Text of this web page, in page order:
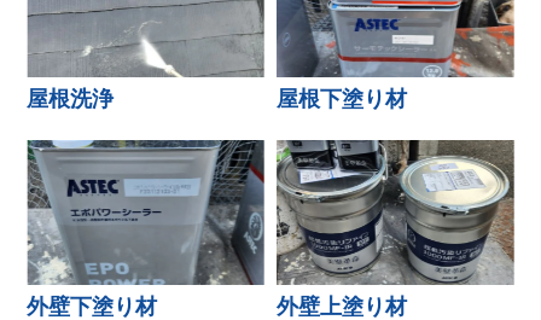
屋根洗浄 屋根下塗り材
外壁下塗り材 外壁上塗り材